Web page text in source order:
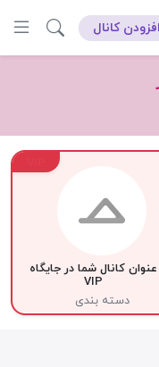
افزودن کانال
عنوان کانال شما در جایگاه
VIP
دسته بندی